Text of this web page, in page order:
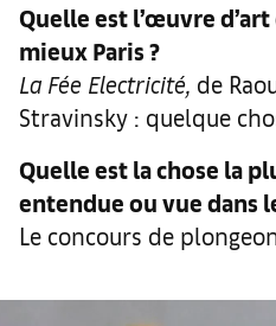
Quelle est l’œuvre
mieux Paris ?
La Fée Electricité, de
Stravinsky : quelque
Quelle est la chose la
entendue ou vue dans
Le concours de